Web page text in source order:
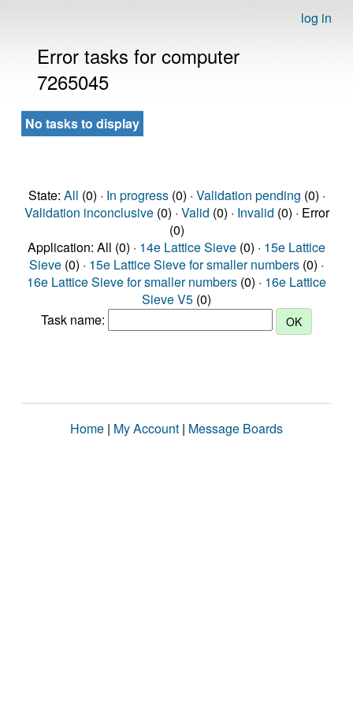
log in
Error tasks for computer
7265045
No tasks to display
State: All (0) · In progress(0) · Validation pending (0) ·
Validation inconclusive(0) · Valid (0) · Invalid (0) · Error
(0)
Application: All (0) · 14e Lattice Sieve (0) · 15e Lattice
Sieve (0) · 15e Lattice Sieve for smaller numbers (0) ·
16e Lattice Sieve for smaller numbers (0) · 16e Lattice
Sieve V5 (0)
Task name:
Home | My Account | Message Boards